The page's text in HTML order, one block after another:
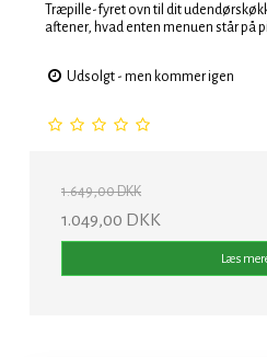
Træpille-fyret ovn til dit
aftener, hvad enten menuen står på
Udsolgt - men kommer igen
1.649,00 DKK
1.049,00 DKK
Læs